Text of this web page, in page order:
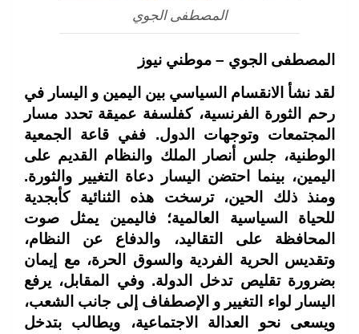
المصطفى الجوي
المصطفى الجوي – موطني نيوز
لقد نشأ الانقسام السياسي بين اليمين و اليسار في
رحم الثورة الفرنسية، كفلسفة عميقة تحدد مسار
المجتمعات وتوجهات الدول. ففي قاعة الجمعية
الوطنية، جلس أنصار الملك والنظام القديم على
اليمين، بينما احتضن اليسار دعاة التغيير والثورة.
ومنذ ذلك الحين، ترسخت هذه الثنائية كأبجدية
للحياة السياسية العالمية؛ فاليمين يمثل صوت
المحافظة على التقاليد، والدفاع عن النظام،
وتقديس الحرية الفردية والسوق الحرة، مع إيمان
بضرورة تقليص تدخل الدولة. وفي المقابل، يرفع
اليسار لواء التغيير و الإصطفاف إلى جانب الشعب،
ويسعى نحو العدالة الاجتماعية، ويطالب بتدخل